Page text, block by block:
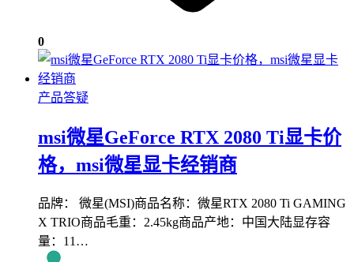
0
产品答疑
msi微星GeForce RTX 2080 Ti显卡价
格，msi微星显卡经销商
品牌： 微星(MSI)商品名称：微星RTX 2080 Ti GAMING
X TRIO商品毛重：2.45kg商品产地：中国大陆显存容
量：11…